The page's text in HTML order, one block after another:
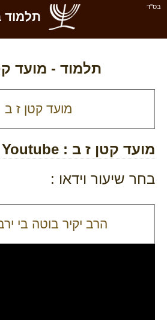
בס''ד
תלמוד
תלמוד - מועד
מועד קטן ז ב : Youtube
בחר שיעור וידאו :